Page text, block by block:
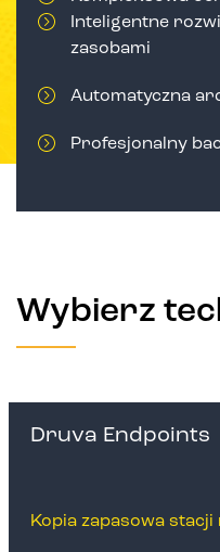
Inteligentne
zasobami
Automatyczna
Profesjonalny
Wybierz
Druva Endpoints
Kopia zapasowa